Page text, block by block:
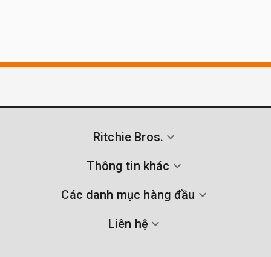
Ritchie Bros.
Thông tin khác
Các danh mục hàng đầu
Liên hệ